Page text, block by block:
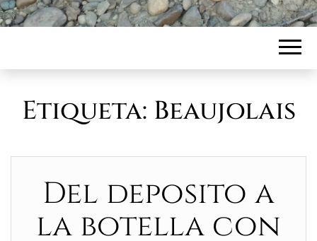
Etiqueta: Beaujolais
Del deposito a
la botella con